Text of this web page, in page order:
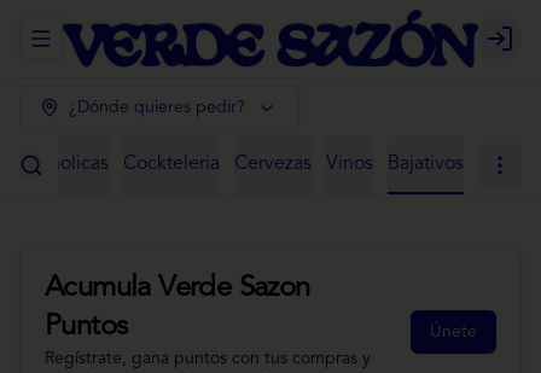
Abrir menu de navegación Login
¿Dónde quieres pedir?
Alcoholicas Cockteleria Cervezas Vinos Bajativos
Acumula Verde Sazon
Puntos
Regístrate, gana puntos con tus compras y
Únete